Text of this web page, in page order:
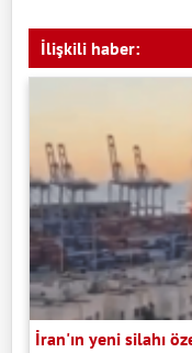
İlişkili haber:
İran'ın yeni silahı